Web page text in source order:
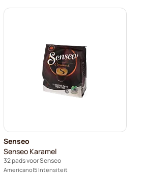
Senseo
Senseo Karamel
32 pads voor Senseo
Americano 5 Intensiteit